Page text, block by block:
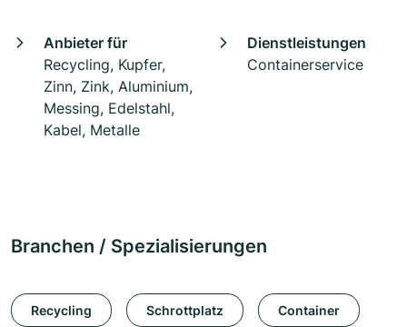
Anbieter für
Recycling, Kupfer,
Zinn, Zink, Aluminium,
Messing, Edelstahl,
Kabel, Metalle
Dienstleistungen
Containerservice
Branchen / Spezialisierungen
Recycling Schrottplatz Container